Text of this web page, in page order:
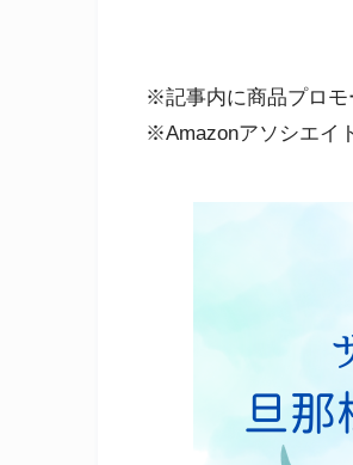
※記事内に商品プロモ
※Amazonアソシエイ